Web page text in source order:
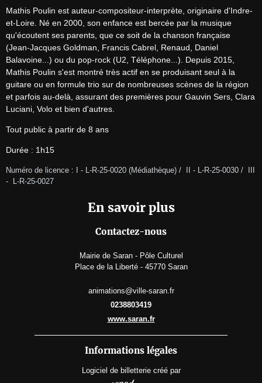
Mathis Poulin est auteur-compositeur-interprète, originaire d'Indre-
et-Loire. Né en 2000, son enfance est bercée par la musique
qu'écoutent ses parents, que ce soit de la chanson française
(Jean-Jacques Goldman, Francis Cabrel, Renaud, Daniel
Balavoine...) ou du pop-rock (U2, Téléphone...). Depuis 2015,
Mathis Poulin s'est montré très actif en se produisant seul à la
guitare ou en formule trio sur de nombreuses scènes de la région
et parfois au-delà, assurant des premières pour Gauvin Sers, Clara
Luciani, Volo et bien d'autres.
Tout public à partir de 8 ans
Durée : 1h15
Numéro de licence : I - L-R-25-0020 (Médiathèque) /  II - L-R-25-0030 /  III
-  L-R-25-0027
En savoir plus
Contactez-nous
Mairie de Saran - Pôle Culturel
Place de la Liberté - 45770 Saran
animations@ville-saran.fr
0238803419
www.saran.fr
Informations légales
Logiciel de billetterie créé par